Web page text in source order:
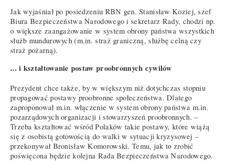
Jak wyjaśniał po posiedzeniu RBN gen. Stanisław Koziej, szef
Biura Bezpieczeństwa Narodowego i sekretarz Rady, chodzi np.
o większe zaangażowanie w system obrony państwa wszystkich
służb mundurowych (m.in. straż graniczną, służbę celną czy
straż pożarną).
... i kształtowanie postaw proobronnych cywilów
Prezydent chce także, by w większym niż dotychczas stopniu
propagować postawy proobronne społeczeństwa. Dlatego
zaproponował m.in. włączenie w system obrony państwa m.in.
pozarządowych organizacji i stowarzyszeń proobronnych. –
Trzeba kształtować wśród Polaków takie postawy, które wiążą
się z osobistą gotowością do walki w sytuacji kryzysowej –
przekonywał Bronisław Komorowski. Temu, jak to zrobić
poświęcona będzie kolejna Rada Bezpieczeństwa Narodowego.